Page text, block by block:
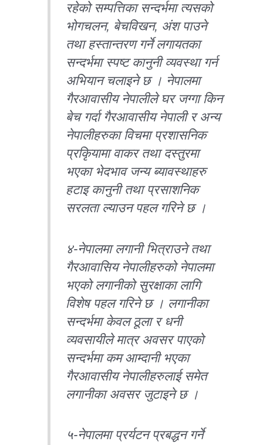
रहेको सम्पत्तिका सन्दर्भमा त्यसको
भोगचलन, बेचविखन, अंश पाउने
तथा हस्तान्तरण गर्ने लगायतका
सन्दर्भमा स्पष्ट कानुनी व्यवस्था गर्न
अभियान चलाइने छ । नेपालमा
गैरआवासीय नेपालीले घर जग्गा किन
बेच गर्दा गैरआवासीय नेपाली र अन्य
नेपालीहरुका विचमा प्रशासनिक
प्रकिृयामा वाकर तथा दस्तुरमा
भएका भेदभाव जन्य ब्यावस्थाहरु
हटाइ कानुनी तथा प्रसाशनिक
सरलता ल्याउन पहल गरिने छ ।
४-नेपालमा लगानी भित्राउने तथा
गैरआवासिय नेपालीहरुको नेपालमा
भएको लगानीको सुरक्षाका लागि
विशेष पहल गरिने छ । लगानीका
सन्दर्भमा केवल ठूला र धनी
व्यवसायीले मात्र अवसर पाएको
सन्दर्भमा कम आम्दानी भएका
गैरआवासीय नेपालीहरुलाई समेत
लगानीका अवसर जुटाइने छ ।
५-नेपालमा प्रर्यटन प्रबद्धन गर्ने